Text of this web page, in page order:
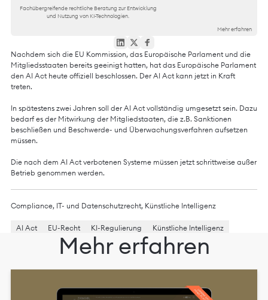
Fachübergreifende rechtliche Beratung zur Entwicklung
und Nutzung von KI-Technologien.
Mehr erfahren
Nachdem sich die EU Kommission, das Europäische Parlament und die
Mitgliedsstaaten bereits geeinigt hatten, hat das Europäische Parlament
den AI Act heute offiziell beschlossen. Der AI Act kann jetzt in Kraft
treten.
In spätestens zwei Jahren soll der AI Act vollständig umgesetzt sein. Dazu
bedarf es der Mitwirkung der Mitgliedstaaten, die z.B. Sanktionen
beschließen und Beschwerde- und Überwachungsverfahren aufsetzen
müssen.
Die nach dem AI Act verbotenen Systeme müssen jetzt schrittweise außer
Betrieb genommen werden.
Compliance, IT- und Datenschutzrecht, Künstliche Intelligenz
AI Act EU-Recht KI-Regulierung Künstliche Intelligenz
Mehr erfahren